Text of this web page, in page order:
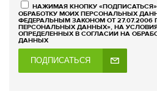
НАЖИМАЯ КНОПКУ
ОБРАБОТКУ МОИХ ПЕРСОНАЛЬНЫХ
ФЕДЕРАЛЬНЫМ ЗАКОНОМ ОТ 27.07.2006
ПЕРСОНАЛЬНЫХ ДАННЫХ», НА
ОПРЕДЕЛЕННЫХ В СОГЛАСИИ НА
ДАННЫХ
ПОДПИСАТЬСЯ